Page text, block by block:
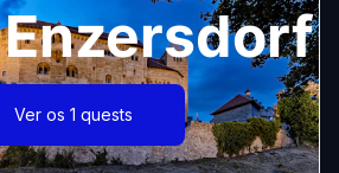
Ver os 1 quests